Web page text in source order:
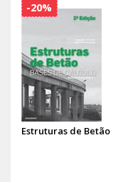
Estruturas de Betão
-20%